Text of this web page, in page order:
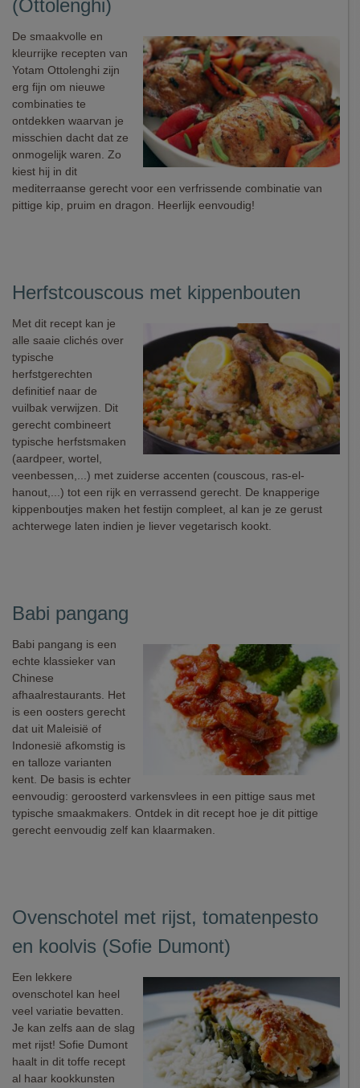
(Ottolenghi)
De smaakvolle en
kleurrijke recepten van
Yotam Ottolenghi zijn
erg fijn om nieuwe
combinaties te
ontdekken waarvan je
misschien dacht dat ze
onmogelijk waren. Zo
kiest hij in dit
mediterraanse gerecht voor een verfrissende combinatie van
pittige kip, pruim en dragon. Heerlijk eenvoudig!
Herfstcouscous met kippenbouten
Met dit recept kan je
alle saaie clichés over
typische
herfstgerechten
definitief naar de
vuilbak verwijzen. Dit
gerecht combineert
typische herfstsmaken
(aardpeer, wortel,
veenbessen,...) met zuiderse accenten (couscous, ras-el-
hanout,...) tot een rijk en verrassend gerecht. De knapperige
kippenboutjes maken het festijn compleet, al kan je ze gerust
achterwege laten indien je liever vegetarisch kookt.
Babi pangang
Babi pangang is een
echte klassieker van
Chinese
afhaalrestaurants. Het
is een oosters gerecht
dat uit Maleisië of
Indonesië afkomstig is
en talloze varianten
kent. De basis is echter
eenvoudig: geroosterd varkensvlees in een pittige saus met
typische smaakmakers. Ontdek in dit recept hoe je dit pittige
gerecht eenvoudig zelf kan klaarmaken.
Ovenschotel met rijst, tomatenpesto
en koolvis (Sofie Dumont)
Een lekkere
ovenschotel kan heel
veel variatie bevatten.
Je kan zelfs aan de slag
met rijst! Sofie Dumont
haalt in dit toffe recept
al haar kookkunsten